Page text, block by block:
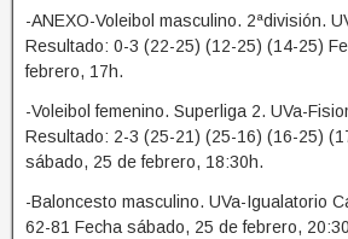
-ANEXO-Voleibol masculino. 2ªdivisión.
Resultado: 0-3 (22-25) (12-25) (14-25)
febrero, 17h.
-Voleibol femenino. Superliga 2. UVa-
Resultado: 2-3 (25-21) (25-16) (16-25)
sábado, 25 de febrero, 18:30h.
-Baloncesto masculino. UVa-Igualatorio
62-81 Fecha sábado, 25 de febrero,